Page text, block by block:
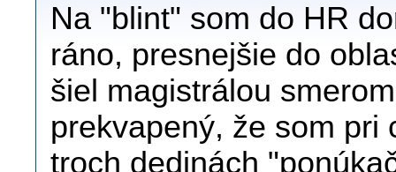
Na "blint" som do HR
ráno, presnejšie do
šiel magistrálou
prekvapený, že som pri
troch dedinách